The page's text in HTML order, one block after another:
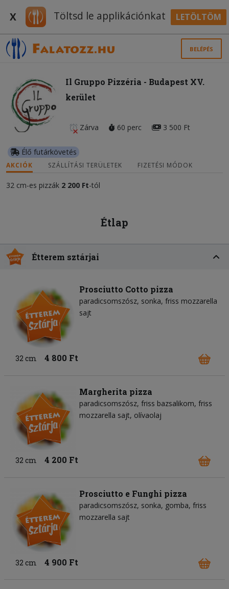
X Töltsd le applikációnkat LETÖLTÖM
BELÉPÉS
Il Gruppo Pizzéria - Budapest XV.
kerület
Zárva 60 perc 3 500 Ft
Élő futárkövetés
AKCIÓK SZÁLLÍTÁSI TERÜLETEK FIZETÉSI MÓDOK
32 cm-es pizzák 2 200 Ft-tól
Étlap
Étterem sztárjai
Prosciutto Cotto pizza
paradicsomszósz sonka friss mozzarella
sajt
32 cm 4 800 Ft
Margherita pizza
paradicsomszósz friss bazsalikom friss
mozzarella sajt olívaolaj
32 cm 4 200 Ft
Prosciutto e Funghi pizza
paradicsomszósz sonka gomba friss
mozzarella sajt
32 cm 4 900 Ft